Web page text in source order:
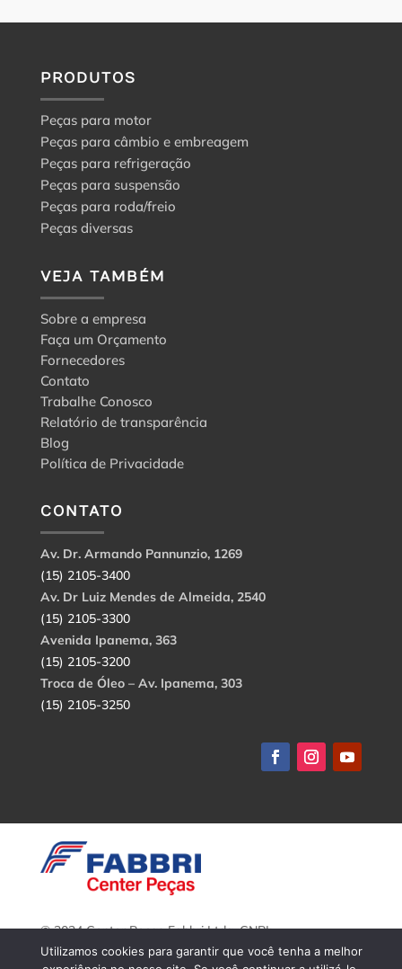
PRODUTOS
Peças para motor
Peças para câmbio e embreagem
Peças para refrigeração
Peças para suspensão
Peças para roda/freio
Peças diversas
VEJA TAMBÉM
Sobre a empresa
Faça um Orçamento
Fornecedores
Contato
Trabalhe Conosco
Relatório de transparência
Blog
Política de Privacidade
CONTATO
Av. Dr. Armando Pannunzio, 1269
(15) 2105-3400
Av. Dr Luiz Mendes de Almeida, 2540
(15) 2105-3300
Avenida Ipanema, 363
(15) 2105-3200
Troca de Óleo – Av. Ipanema, 303
(15) 2105-3250
© 2024 Center Peças Fabbri Ltda. CNPJ:
56.908.650/0001-94.
Todos os direitos reservados.
Utilizamos cookies para garantir que você tenha a melhor